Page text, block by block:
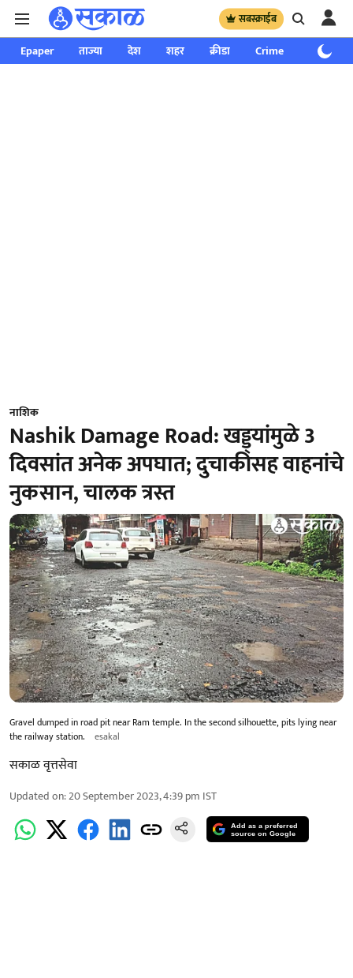
सबस्क्राईब
Epaper ताज्या देश शहर क्रीडा Crime साप्ताहिक
नाशिक
Nashik Damage Road: खड्ड्यांमुळे 3
दिवसांत अनेक अपघात; दुचाकीसह वाहनांचे
नुकसान, चालक त्रस्त
Gravel dumped in road pit near Ram temple. In the second silhouette, pits lying near
the railway station.
esakal
सकाळ वृत्तसेवा
Updated on:20 September 2023, 4:39 pm IST
Add as a preferred
source on Google